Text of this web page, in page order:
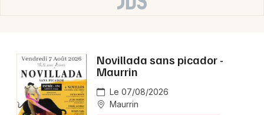
Novillada sans picador -
Maurrin
Le 07/08/2026
Maurrin